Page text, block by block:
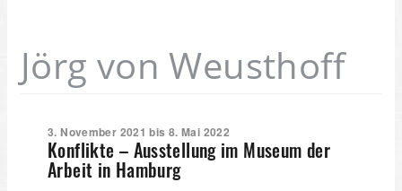
Jörg von Weusthoff
3. November 2021 bis 8. Mai 2022
Konflikte – Ausstellung im Museum der
Arbeit in Hamburg